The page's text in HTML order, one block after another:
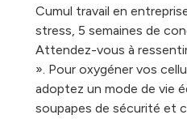
Cumul travail en
stress, 5 semaines de
Attendez-vous à
». Pour oxygéner vos
adoptez un mode de vie
soupapes de sécurité et